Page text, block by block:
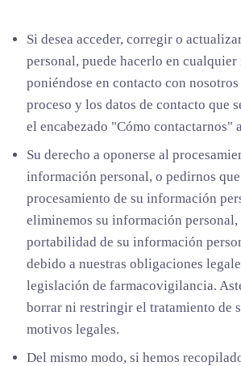
Si desea acceder, corregir o
personal, puede hacerlo en cualquier
poniéndose en contacto con
proceso y los datos de contacto que
el encabezado "Cómo contactarnos"
Su derecho a oponerse al
información personal, o pedirnos
procesamiento de su información
eliminemos su información
portabilidad de su información
debido a nuestras obligaciones
legislación de farmacovigilancia.
borrar ni restringir el tratamiento de
motivos legales.
Del mismo modo, si hemos